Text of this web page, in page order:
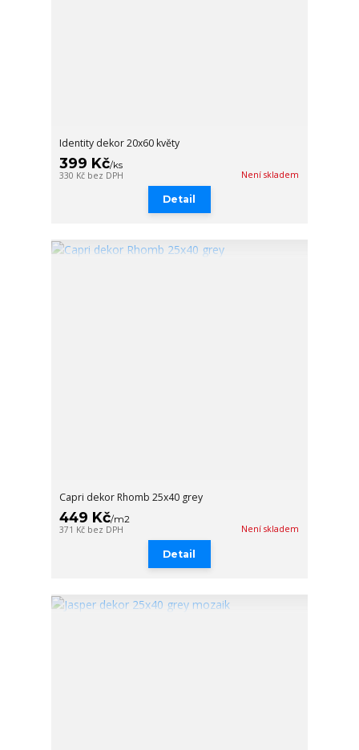
Identity dekor 20x60 květy
399 Kč/ks
330 Kč bez DPH Není skladem
Detail
Capri dekor Rhomb 25x40 grey
449 Kč/m2
371 Kč bez DPH Není skladem
Detail